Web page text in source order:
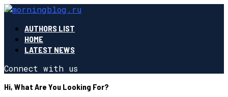
AUTHORS LIST
HOME
LATEST NEWS
Connect with us
Hi, What Are You Looking For?